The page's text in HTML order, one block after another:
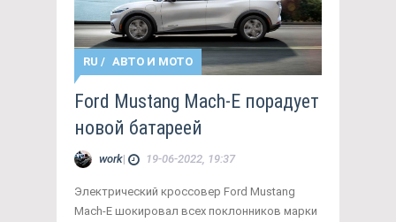
RU / АВТО И МОТО
Ford Mustang Mach-E порадует
новой батареей
work| 19-06-2022, 19:37
Электрический кроссовер Ford Mustang
Mach-E шокировал всех поклонников марки